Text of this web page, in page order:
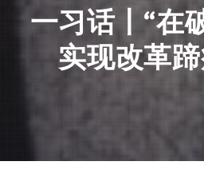
一习话丨“在
实现改革